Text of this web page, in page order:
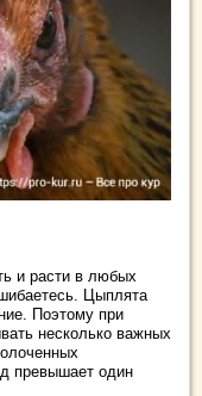
и расти в любых
Цыплята
Поэтому при
несколько важных
превышает один